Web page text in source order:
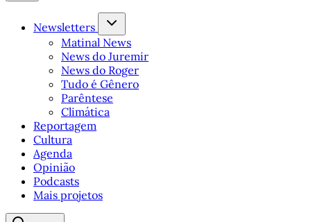
Newsletters
Matinal News
News do Juremir
News do Roger
Tudo é Gênero
Parêntese
Climática
Reportagem
Cultura
Agenda
Opinião
Podcasts
Mais projetos